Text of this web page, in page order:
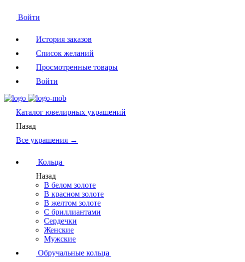
Войти
История заказов
Список желаний
Просмотренные товары
Войти
Каталог ювелирных украшений
Назад
Все украшения →
Кольца
Назад
В белом золоте
В красном золоте
В желтом золоте
С бриллиантами
Сердечки
Женские
Мужские
Обручальные кольца